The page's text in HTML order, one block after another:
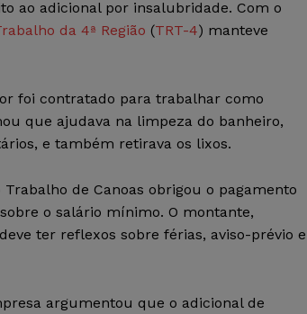
ao adicional por insalubridade. Com o
da 4ª Região (TRT-4) manteve
foi contratado para trabalhar como
que ajudava na limpeza do banheiro,
e também retirava os lixos.
Trabalho de Canoas obrigou o pagamento
o salário mínimo. O montante,
ter reflexos sobre férias, aviso-prévio e
argumentou que o adicional de